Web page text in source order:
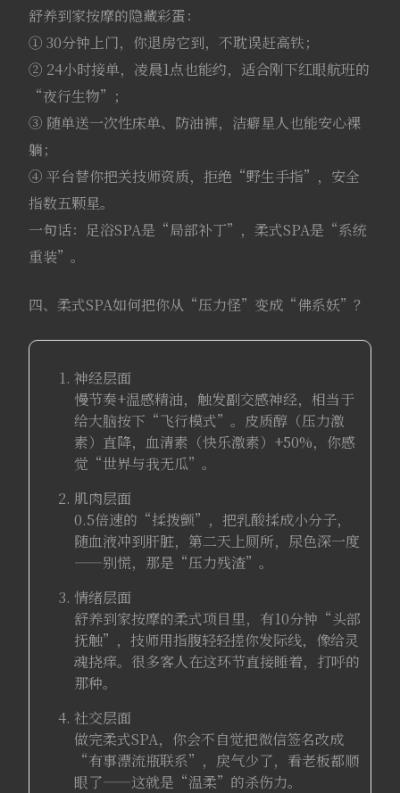
舒养到家按摩的隐藏彩蛋：
① 30分钟上门，你退房它到，不耽误赶高铁；
② 24小时接单，凌晨1点也能约，适合刚下红眼航班的
“夜行生物”；
③ 随单送一次性床单、防油裤，洁癖星人也能安心裸
躺；
④ 平台替你把关技师资质，拒绝“野生手指”，安全
指数五颗星。
一句话：足浴SPA是“局部补丁”，柔式SPA是“系统
重装”。
四、柔式SPA如何把你从“压力怪”变成“佛系妖”？
神经层面
慢节奏+温感精油，触发副交感神经，相当于
给大脑按下“飞行模式”。皮质醇（压力激
素）直降，血清素（快乐激素）+50%，你感
觉“世界与我无瓜”。
肌肉层面
0.5倍速的“揉拨颤”，把乳酸揉成小分子，
随血液冲到肝脏，第二天上厕所，尿色深一度
——别慌，那是“压力残渣”。
情绪层面
舒养到家按摩的柔式项目里，有10分钟“头部
抚触”，技师用指腹轻轻搓你发际线，像给灵
魂挠痒。很多客人在这环节直接睡着，打呼的
那种。
社交层面
做完柔式SPA，你会不自觉把微信签名改成
“有事漂流瓶联系”，戾气少了，看老板都顺
眼了——这就是“温柔”的杀伤力。